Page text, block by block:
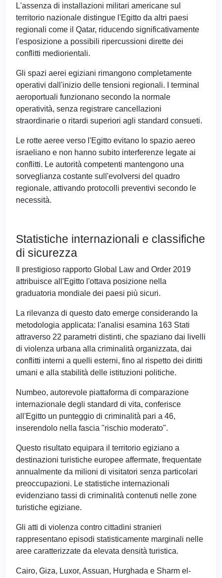
L'assenza di installazioni militari americane sul
territorio nazionale distingue l'Egitto da altri paesi
regionali come il Qatar, riducendo significativamente
l'esposizione a possibili ripercussioni dirette dei
conflitti mediorientali.
Gli spazi aerei egiziani rimangono completamente
operativi dall'inizio delle tensioni regionali. I terminal
aeroportuali funzionano secondo la normale
operatività, senza registrare cancellazioni
straordinarie o ritardi superiori agli standard consueti.
Le rotte aeree verso l'Egitto evitano lo spazio aereo
israeliano e non hanno subito interferenze legate ai
conflitti. Le autorità competenti mantengono una
sorveglianza costante sull'evolversi del quadro
regionale, attivando protocolli preventivi secondo le
necessità.
Statistiche internazionali e classifiche
di sicurezza
Il prestigioso rapporto Global Law and Order 2019
attribuisce all'Egitto l'ottava posizione nella
graduatoria mondiale dei paesi più sicuri.
La rilevanza di questo dato emerge considerando la
metodologia applicata: l'analisi esamina 163 Stati
attraverso 22 parametri distinti, che spaziano dai livelli
di violenza urbana alla criminalità organizzata, dai
conflitti interni a quelli esterni, fino al rispetto dei diritti
umani e alla stabilità delle istituzioni politiche.
Numbeo, autorevole piattaforma di comparazione
internazionale degli standard di vita, conferisce
all'Egitto un punteggio di criminalità pari a 46,
inserendolo nella fascia "rischio moderato".
Questo risultato equipara il territorio egiziano a
destinazioni turistiche europee affermate, frequentate
annualmente da milioni di visitatori senza particolari
preoccupazioni. Le statistiche internazionali
evidenziano tassi di criminalità contenuti nelle zone
turistiche egiziane.
Gli atti di violenza contro cittadini stranieri
rappresentano episodi statisticamente marginali nelle
aree caratterizzate da elevata densità turistica.
Cairo, Giza, Luxor, Assuan, Hurghada e Sharm el-